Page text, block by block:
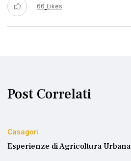
66 Likes
Post Correlati
Casagori
Esperienze di Agricoltura Urbana